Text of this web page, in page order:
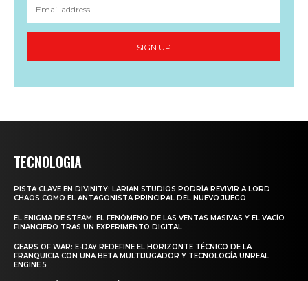
SIGN UP
TECNOLOGIA
PISTA CLAVE EN DIVINITY: LARIAN STUDIOS PODRÍA REVIVIR A LORD
CHAOS COMO EL ANTAGONISTA PRINCIPAL DEL NUEVO JUEGO
EL ENIGMA DE STEAM: EL FENÓMENO DE LAS VENTAS MASIVAS Y EL VACÍO
FINANCIERO TRAS UN EXPERIMENTO DIGITAL
GEARS OF WAR: E-DAY REDEFINE EL HORIZONTE TÉCNICO DE LA
FRANQUICIA CON UNA BETA MULTIJUGADOR Y TECNOLOGÍA UNREAL
ENGINE 5